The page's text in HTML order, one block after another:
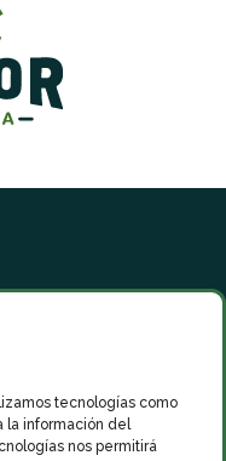
tecnologías como
la información del
nos permitirá